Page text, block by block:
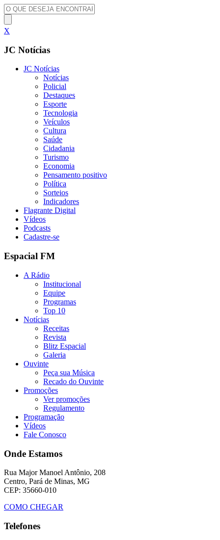
X
JC Notícias
JC Notícias
Notícias
Policial
Destaques
Esporte
Tecnologia
Veículos
Cultura
Saúde
Cidadania
Turismo
Economia
Pensamento positivo
Política
Sorteios
Indicadores
Flagrante Digital
Vídeos
Podcasts
Cadastre-se
Espacial FM
A Rádio
Institucional
Equipe
Programas
Top 10
Notícias
Receitas
Revista
Blitz Espacial
Galeria
Ouvinte
Peça sua Música
Recado do Ouvinte
Promoções
Ver promoções
Regulamento
Programação
Vídeos
Fale Conosco
Onde Estamos
Rua Major Manoel Antônio, 208
Centro, Pará de Minas, MG
CEP: 35660-010
COMO CHEGAR
Telefones